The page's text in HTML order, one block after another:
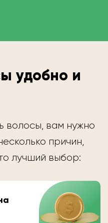
удобно и
волосы, вам нужно
причин,
лучший выбор: